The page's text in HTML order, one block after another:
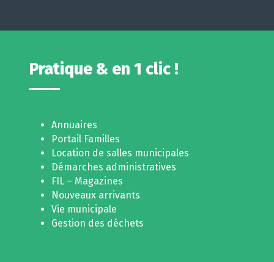
Pratique & en 1 clic !
Annuaires
Portail Familles
Location de salles municipales
Démarches administratives
FIL – Magazines
Nouveaux arrivants
Vie municipale
Gestion des déchets